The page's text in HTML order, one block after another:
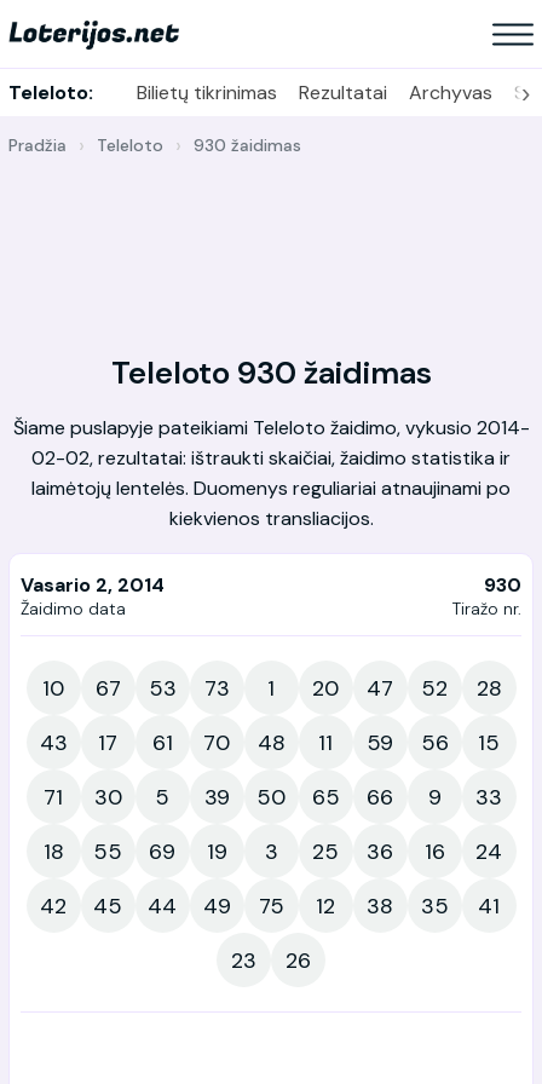
Teleloto: Bilietų tikrinimas Rezultatai Archyvas ›
Pradžia Teleloto 930 žaidimas
Teleloto 930 žaidimas
Šiame puslapyje pateikiami Teleloto žaidimo, vykusio 2014-
02-02, rezultatai: ištraukti skaičiai, žaidimo statistika ir
laimėtojų lentelės. Duomenys reguliariai atnaujinami po
kiekvienos transliacijos.
Vasario 2, 2014
Žaidimo data
930
Tiražo nr.
10 67 53 73 1 20 47 52
28
43
17 61 70 48 11 59 56
15
71
30 5 39 50 65 66 9
33
18
55 69 19 3 25 36 16
24
42
45 44 49 75 12 38 35
41
23
26